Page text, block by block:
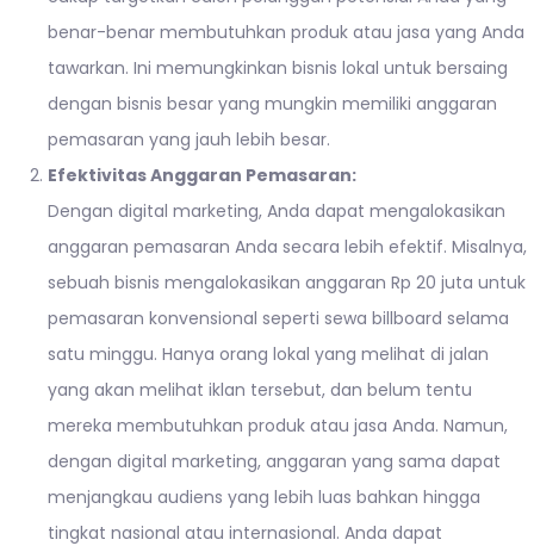
benar-benar membutuhkan produk atau jasa yang Anda
tawarkan. Ini memungkinkan bisnis lokal untuk bersaing
dengan bisnis besar yang mungkin memiliki anggaran
pemasaran yang jauh lebih besar.
Efektivitas Anggaran Pemasaran:
Dengan digital marketing, Anda dapat mengalokasikan
anggaran pemasaran Anda secara lebih efektif. Misalnya,
sebuah bisnis mengalokasikan anggaran Rp 20 juta untuk
pemasaran konvensional seperti sewa billboard selama
satu minggu. Hanya orang lokal yang melihat di jalan
yang akan melihat iklan tersebut, dan belum tentu
mereka membutuhkan produk atau jasa Anda. Namun,
dengan digital marketing, anggaran yang sama dapat
menjangkau audiens yang lebih luas bahkan hingga
tingkat nasional atau internasional. Anda dapat